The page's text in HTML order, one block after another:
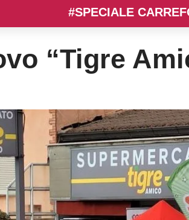
#SPECIALE
“Tigre